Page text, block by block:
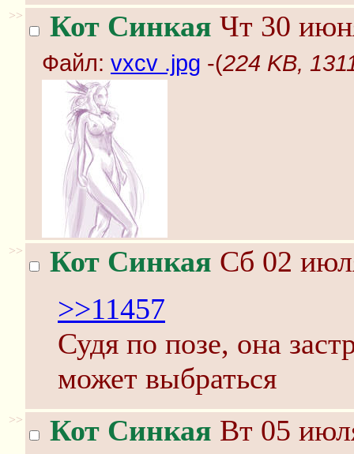
>> Кот Синкая Чт 30
Файл: vxcv .jpg -(224 KB,
>> Кот Синкая Сб 02
>>11457
Судя по позе, она
может выбраться
>> Кот Синкая Вт 05